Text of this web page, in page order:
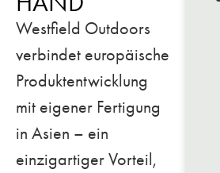
Westfield Outdoors
verbindet europäische
Produktentwicklung
mit eigener Fertigung
in Asien – ein
einzigartiger Vorteil,